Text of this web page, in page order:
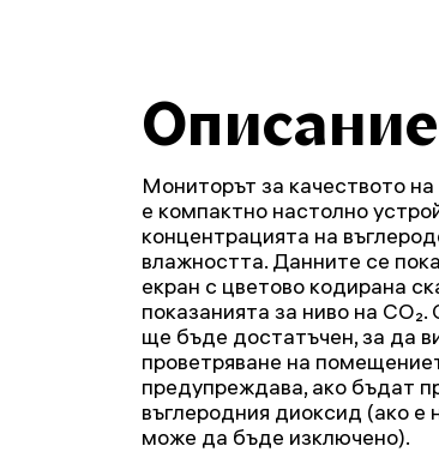
Описание
Мониторът за качеството
е компактно настолно
концентрацията на
влажността. Данните се
екран с цветово кодирана
показанията за ниво на
ще бъде достатъчен, за да
проветряване на
предупреждава, ако бъдат
въглеродния диоксид (ако
може да бъде изключено).